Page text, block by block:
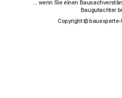
... wenn Sie einen
Baugutachter
Copyright ©